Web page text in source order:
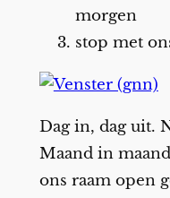
morgen
stop met
Dag in, dag uit.
Maand in
ons raam open